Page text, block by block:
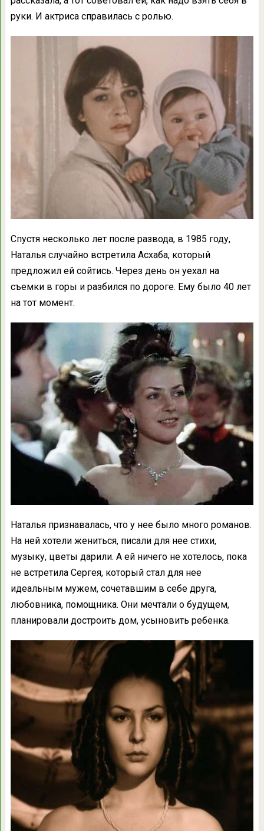
руки. И актриса справилась с ролью.
Спустя несколько лет после развода, в 1985 году,
Наталья случайно встретила Асхаба, который
предложил ей сойтись. Через день он уехал на
съемки в горы и разбился по дороге. Ему было 40 лет
на тот момент.
Наталья признавалась, что у нее было много романов.
На ней хотели жениться, писали для нее стихи,
музыку, цветы дарили. А ей ничего не хотелось, пока
не встретила Сергея, который стал для нее
идеальным мужем, сочетавшим в себе друга,
любовника, помощника. Они мечтали о будущем,
планировали достроить дом, усыновить ребенка.